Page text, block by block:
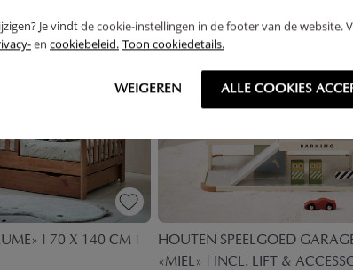
Je vindt de cookie-instellingen in de footer van de website.
en cookiebeleid. Toon cookiedetails.
WEIGEREN ALLE COOKIES
| 70 X 140 CM |
HOUTEN SPEELGOED GARAGE
«MIEL» | INCL. LIFT &